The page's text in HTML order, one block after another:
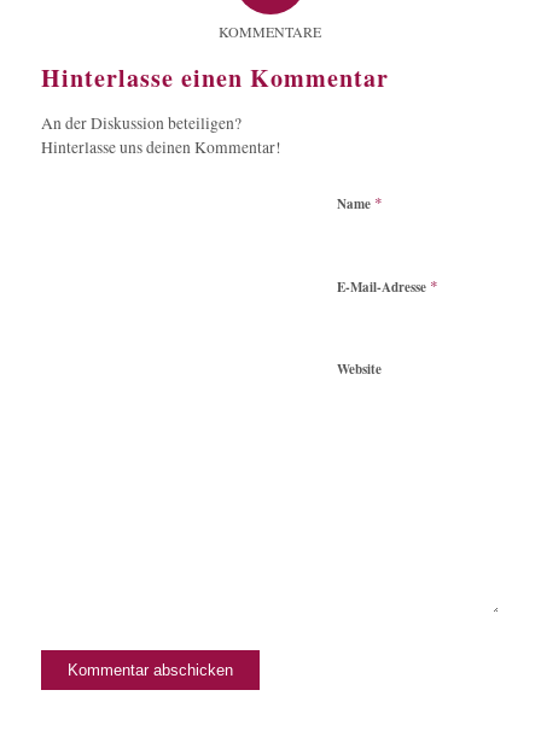
KOMMENTARE
Hinterlasse einen Kommentar
An der Diskussion beteiligen?
Hinterlasse uns deinen Kommentar!
Name *
E-Mail-Adresse *
Website